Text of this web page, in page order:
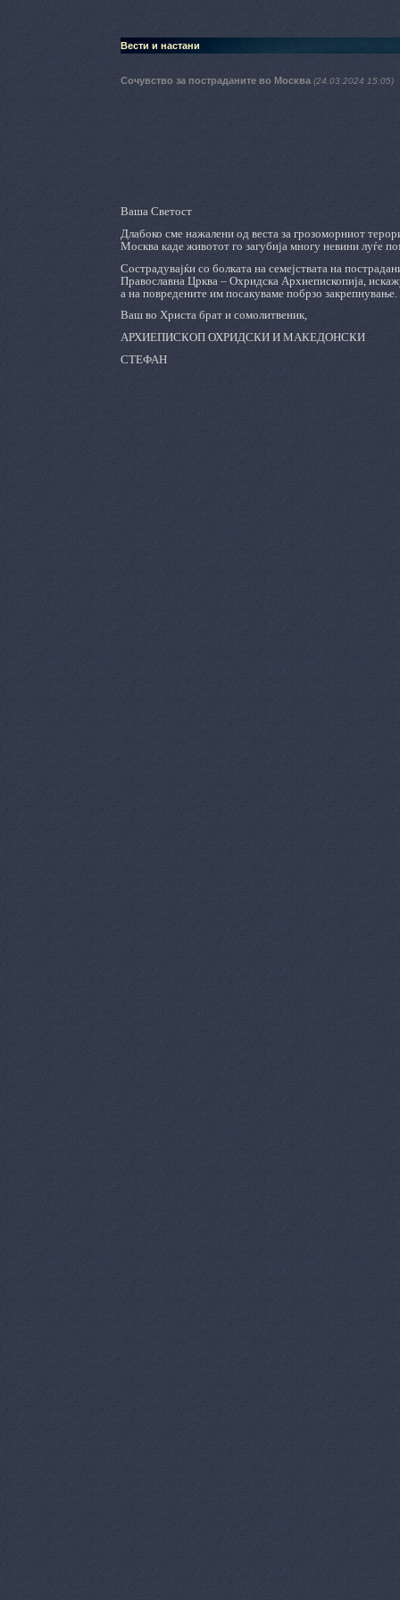
Вести и настани
Сочувство за постраданите во Москва (24.03.2024 15:05)
Ваша Светост
Длабоко сме нажалени од веста за грозоморниот
Москва каде животот го загубија многу невини луѓе
Сострадувајќи со болката на семејствата на
Православна Црква – Охридска Архиепископија,
а на повредените им посакуваме побрзо закрепнување.
Ваш во Христа брат и сомолитвеник,
АРХИЕПИСКОП ОХРИДСКИ И МАКЕДОНСКИ
СТЕФАН